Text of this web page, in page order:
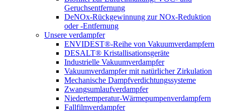
Geruchsentfernung
DeNOx-Rückgewinnung zur NOx-Reduktion
oder -Entfernung
Unsere verdampfer
ENVIDEST®-Reihe von Vakuumverdampfern
DESALT® Kristallisationsgeräte
Industrielle Vakuumverdampfer
Vakuumverdampfer mit natürlicher Zirkulation
Mechanische Dampfverdichtungssysteme
Zwangsumlaufverdampfer
Niedertemperatur-Wärmepumpenverdampfern
Fallfilmverdampfer